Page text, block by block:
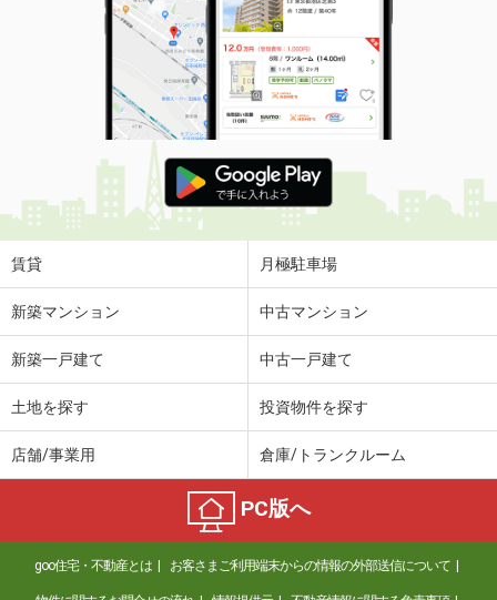
賃貸 月極駐車場
新築マンション 中古マンション
新築一戸建て 中古一戸建て
土地を探す 投資物件を探す
店舗/事業用 倉庫/トランクルーム
PC版へ
goo住宅・不動産とは お客さまご利用端末からの情報の外部送信について